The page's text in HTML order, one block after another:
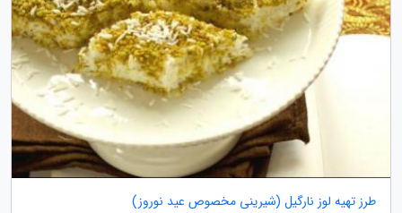
طرز تهیه لوز نارگیل (شیرینی مخصوص عید نوروز)